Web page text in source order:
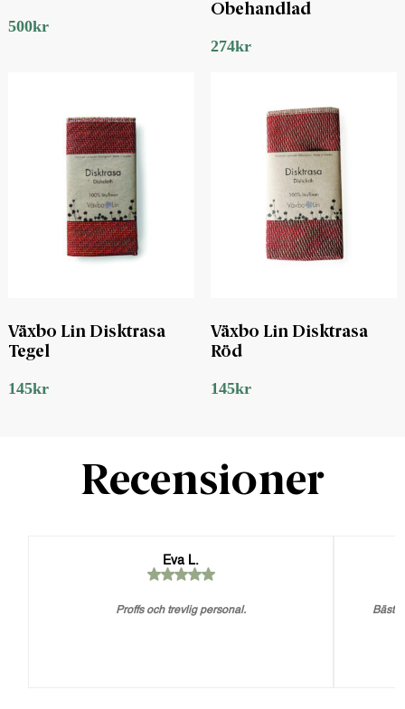
500kr
Obehandlad
274kr
Växbo Lin Disktrasa
Tegel
145kr
Växbo Lin Disktrasa
Röd
145kr
Recensioner
Eva L.
Proffs och trevlig personal. Bästa